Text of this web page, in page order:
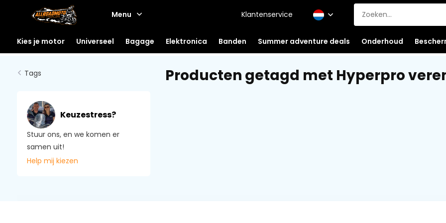
Menu Klantenservice
Kies je motor Universeel Bagage Elektronica Banden Summer adventure deals Onderhoud
Tags
Keuzestress?
Stuur ons, en we komen er
samen uit!
Help mij kiezen
Producten getagd met Hyperpro